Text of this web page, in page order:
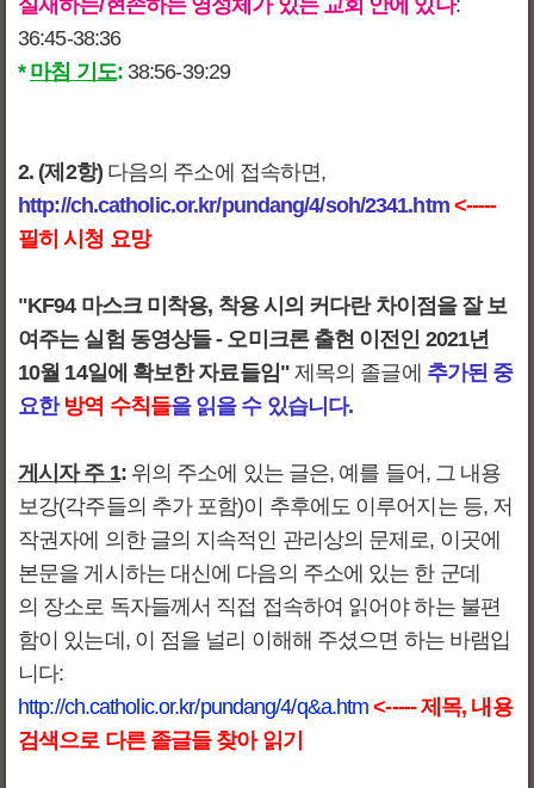
실재하는/현존하는 영성체가 있는 교회 안에 있다:
36:45-38:36
* 마침 기도:38:56-39:29
2. (제2항)다음의 주소에 접속하면,
http://ch.catholic.or.kr/pundang/4/soh/2341.htm <-----
필히 시청 요망
"KF94 마스크 미착용, 착용 시의 커다란 차이점을 잘 보
여주는 실험 동영상들 - 오미크론 출현 이전인 2021년
10월 14일에 확보한 자료들임"제목의 졸글에 추가된 중
요한 방역 수칙들을 읽을 수 있습니다.
게시자 주 1:위의 주소에 있는 글은, 예를 들어, 그 내용
보강(각주들의 추가 포함)이 추후에도 이루어지는 등, 저
작권자에 의한 글의 지속적인 관리상의 문제로, 이곳에
본문을 게시하는 대신에 다음의 주소에 있는 한 군데
의 장소로 독자들께서 직접 접속하여 읽어야 하는 불편
함이 있는데, 이 점을 널리 이해해 주셨으면 하는 바램입
니다:
http://ch.catholic.or.kr/pundang/4/q&a.htm <----- 제목, 내용
검색으로 다른 졸글들 찾아 읽기